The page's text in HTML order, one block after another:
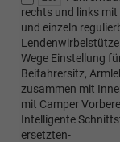
rechts und links
und einzeln
Wege Einstellung
Beifahrersitz,
zusammen mit
mit Camper
Intelligente
ersetzten-